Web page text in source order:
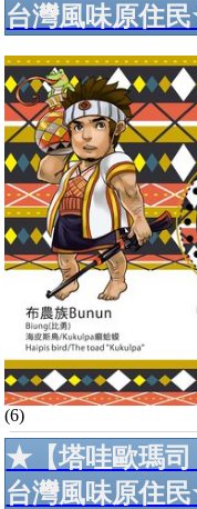
台灣風味原住
(6)
★【塔哇歐瑪司
台灣風味原住